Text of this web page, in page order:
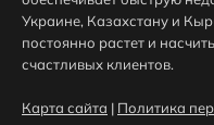
Украине, Казахстану и
постоянно растет и
счастливых клиентов.
Карта сайта | Политика